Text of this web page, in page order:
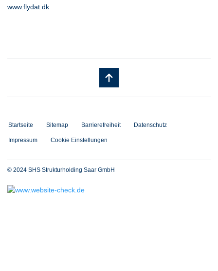
www.flydat.dk
Startseite Sitemap Barrierefreiheit Datenschutz
Impressum Cookie Einstellungen
© 2024 SHS Strukturholding Saar GmbH